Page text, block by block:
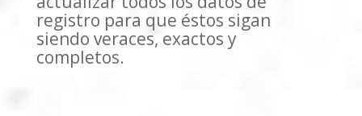
registro para que éstos sigan
siendo veraces, exactos y
completos.